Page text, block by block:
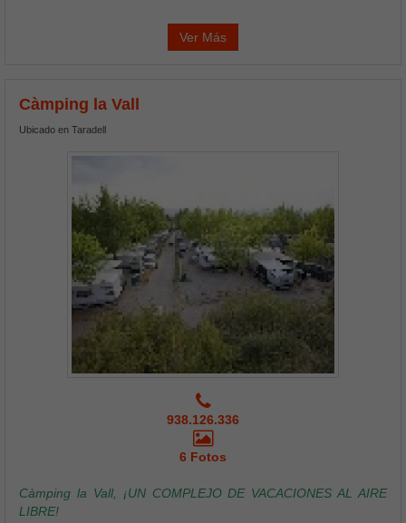
Ver Más
Càmping la Vall
Ubicado en Taradell
938.126.336
6 Fotos
Càmping la Vall, ¡UN COMPLEJO DE VACACIONES AL AIRE
LIBRE!